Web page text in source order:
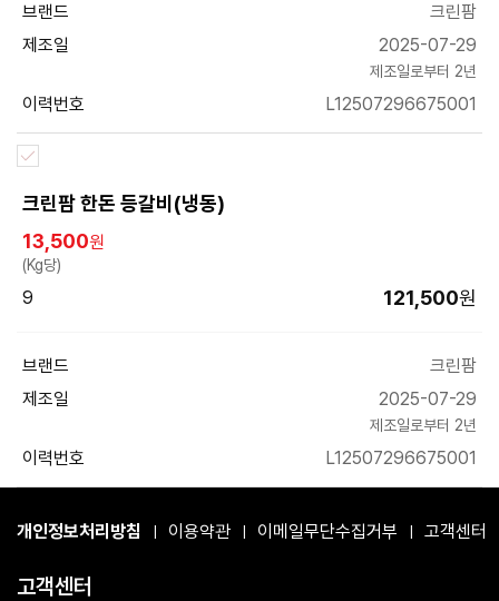
브랜드
크린팜
제조일
2025-07-29
제조일로부터 2년
이력번호 L12507296675001
크린팜 한돈 등갈비(냉동)
브랜드
크린팜
제조일
2025-07-29
제조일로부터 2년
이력번호 L12507296675001
13,500원
(Kg당)
9 121,500원
개인정보처리방침 이용약관 이메일무단수집거부 고객센터
고객센터